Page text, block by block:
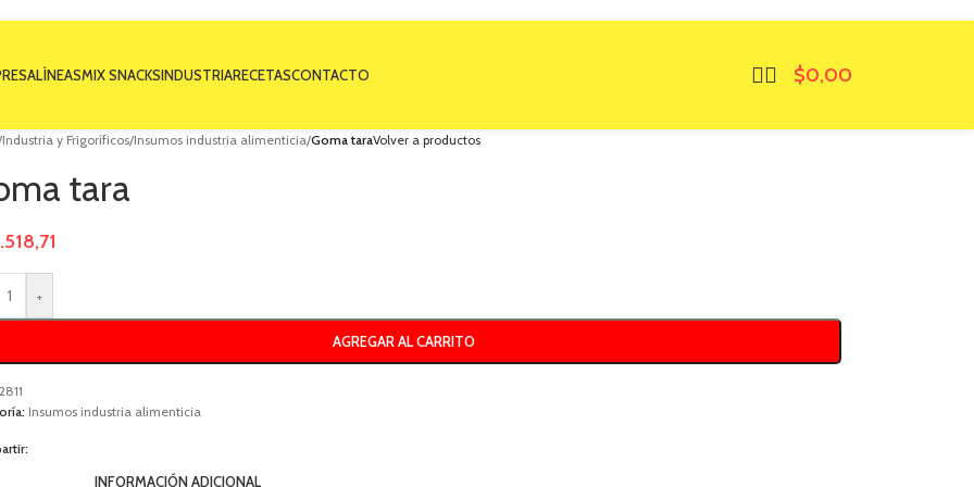
LÍNEASMIX SNACKSINDUSTRIARECETASCONTACTO $0,00
Industria y Frigoríficos/Insumos industria alimenticia/Goma taraVolver a productos
tara
+
AGREGAR AL CARRITO
2811
Insumos industria alimenticia
INFORMACIÓN ADICIONAL